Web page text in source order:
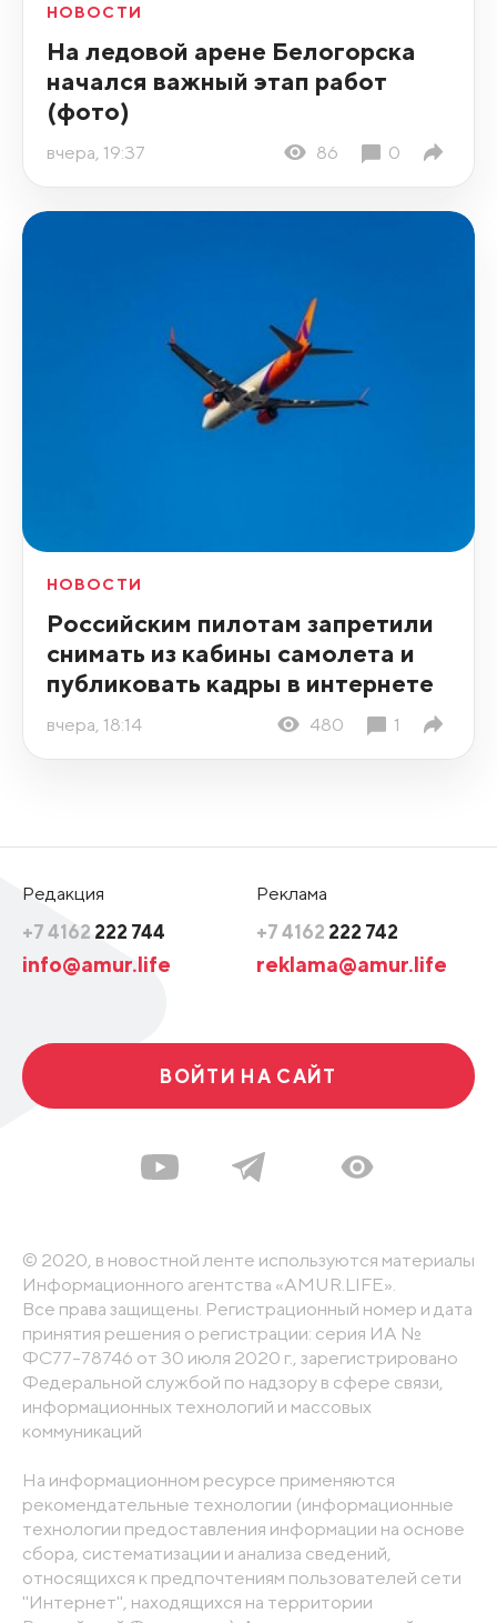
НОВОСТИ
На ледовой арене Белогорска
начался важный этап работ
(фото)
вчера, 19:37 86 0
НОВОСТИ
Российским пилотам запретили
снимать из кабины самолета и
публиковать кадры в интернете
вчера, 18:14 480 1
Редакция
+7 4162 222 744
info@amur.life
Реклама
+7 4162 222 742
reklama@amur.life
ВОЙТИ НА САЙТ
© 2020, в новостной ленте используются материалы
Информационного агентства «AMUR.LIFE».
Все права защищены. Регистрационный номер и дата
принятия решения о регистрации: серия ИА №
ФС77-78746 от 30 июля 2020 г., зарегистрировано
Федеральной службой по надзору в сфере связи,
информационных технологий и массовых
коммуникаций
На информационном ресурсе применяются
рекомендательные технологии (информационные
технологии предоставления информации на основе
сбора, систематизации и анализа сведений,
относящихся к предпочтениям пользователей сети
"Интернет", находящихся на территории